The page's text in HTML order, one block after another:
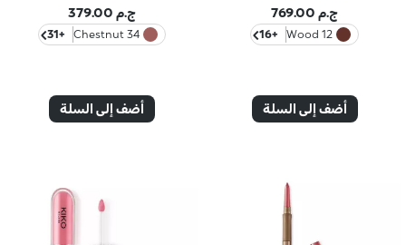
ج.م 769.00
12 Wood
+16
أضف إلى السلة
ج.م 379.00
34 Chestnut
+31
أضف إلى السلة